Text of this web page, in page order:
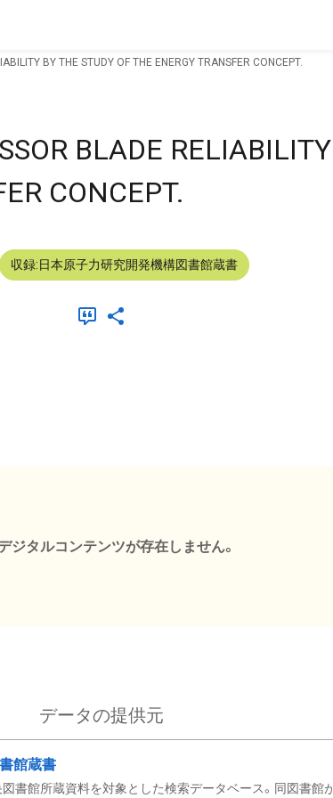
BY THE STUDY OF THE ENERGY TRANSFER CONCEPT.
BLADE
CONCEPT.
収録:日本原子力研究開発機構図書館蔵書
ジタルコンテンツが存在しません。
データの提供元
館蔵書
書館所蔵資料を対象とした検索データベース。同図書館